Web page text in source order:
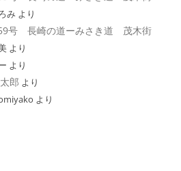
み より
号 長崎の道ーみさき道 茂木街
より
より
郎 より
より